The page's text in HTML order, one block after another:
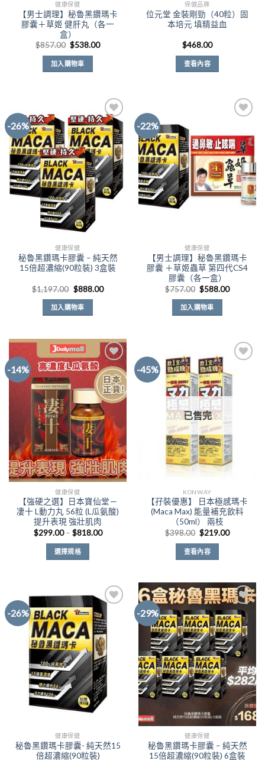
項
健康保健
【男士調理】秘魯黑鑽瑪卡
膠囊＋草姬 健肝丸（各一
盒）
$857.00 原
始
價
格：
$857.00。
$538.00目
加入購物車
保健品牌
位元堂 金裝剛勁（40粒）固
本培元 填精益血
$468.00
查看內容
-26%
Add to
Wishlist
健康保健
秘魯黑鑽瑪卡膠囊 – 純天然
15倍超濃縮(90粒裝) 3盒裝
$1,197.00 原
始
價
格：
$1,197.00。
$888.00目
加入購物車
-22%
Add to
Wishlist
健康保健
【男士調理】秘魯黑鑽瑪卡
膠囊 ＋草姬蟲草 第四代CS4
膠囊（各一盒）
$757.00 原
始
價
格：
$757.00。
$588.00目
加入購物車
-14%
Add to
Wishlist
健康保健
【強硬之選】日本寶仙堂－
凄十 L動力丸 56粒 (L瓜氨酸)
提升表現 強壯肌肉
$299.00 – $818.00價
選擇規格
多
種
款
式。
可
在
產
品
選
擇
-45%
Add to
Wishlist
已售完
KONWAY
【孖裝優惠】 日本極感瑪卡
(Maca Max) 能量補充飲料
（50ml） 兩枝
$398.00 原
始
價
格：
$398.00。
$219.00目
查看內容
-26%
Add to
Wishlist
健康保健
秘魯黑鑽瑪卡膠囊- 純天然15
倍超濃縮(90粒裝)
-29%
Add to
Wishlist
健康保健
秘魯黑鑽瑪卡膠囊 – 純天然
15倍超濃縮(90粒裝) 6盒裝